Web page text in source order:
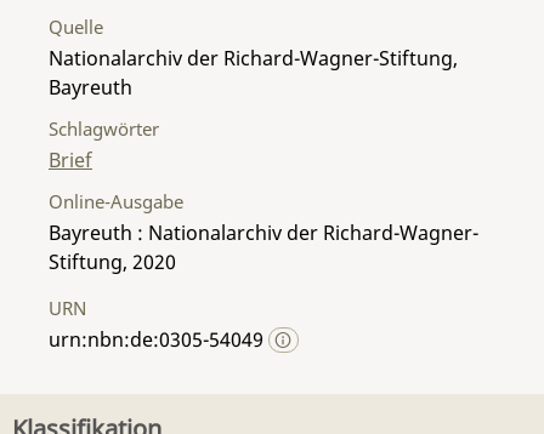
Quelle
Nationalarchiv der Richard-Wagner-Stiftung,
Bayreuth
Schlagwörter
Brief
Online-Ausgabe
Bayreuth : Nationalarchiv der Richard-Wagner-
Stiftung, 2020
URN
urn:nbn:de:0305-54049